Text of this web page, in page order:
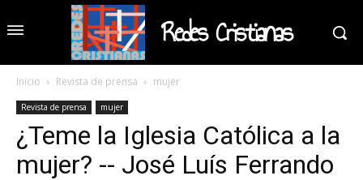
Redes Cristianas
Inicio Revista de prensa mujer
Revista de prensa mujer
¿Teme la Iglesia Católica a la
mujer? -- José Luís Ferrando